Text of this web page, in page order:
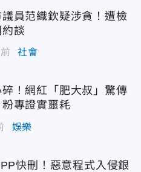
員范織欽疑涉貪！遭檢
談
社會
！網紅「肥大叔」驚傳
專證實噩耗
娛樂
快刪！惡意程式入侵銀